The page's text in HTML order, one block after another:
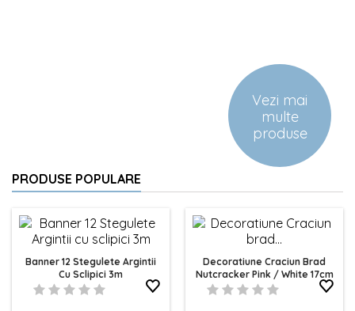
Vezi mai
multe
produse
PRODUSE POPULARE
Banner 12 Stegulete Argintii
Cu Sclipici 3m
Decoratiune Craciun Brad
Nutcracker Pink / White 17cm
Decoris